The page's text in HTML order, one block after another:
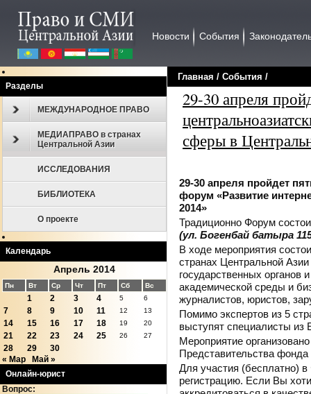
Новости События
Разделы
МЕЖДУНАРОДНОЕ ПРАВО
МЕДИАПРАВО в странах
Центральной Азии
ИССЛЕДОВАНИЯ
БИБЛИОТЕКА
О проекте
Календарь
Апрель 2014
Пн Вт Ср Чт Пт Сб Вс
1 2 3 4 5 6
7 8 9 10 11 12 13
14 15 16 17 18 19 20
21 22 23 24 25 26 27
28 29
30
« Мар
Май »
Онлайн-юрист
Вопрос:
Главная / События /
29-30 апреля
сферы в
29-30 апреля пройдет
форум «Развитие
2014»
Традиционно Форум
(ул. Богенбай батыра
В ходе мероприятия
странах Центральной
государственных органов
академической среды и
журналистов, юристов,
Помимо экспертов из 5
выступят специалисты
Мероприятие
Представительства
Для участия (бесплатно)
регистрацию. Если Вы